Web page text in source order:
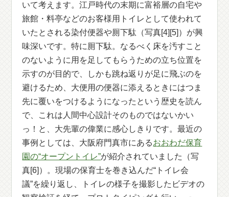
いて考えます。江戸時代の末期に富裕層の自宅や
旅館・料亭などのお客様用トイレとして使われて
いたとされる染付便器や厠下駄（写真[4][5]）が興
味深いです。特に厠下駄。なるべく床を汚すこと
のないように用を足してもらうための立ち位置を
示すのが目的で、しかも跳ね返りが足に飛ぶのを
避けるため、大便用の便器に添えるときにはつま
先に覆いをつけるようになったという歴史を読ん
で、これは人間中心設計そのものではないかい
っ！と、大先輩の偉業に感心しきりです。最近の
事例としては、大阪府門真市にあるおおわだ保育
園の“オープントイレ”が紹介されていました（写
真[6]）。現場の保育士を巻き込んだ“トイレ会
議”を繰り返し、トイレの様子を撮影したビデオの